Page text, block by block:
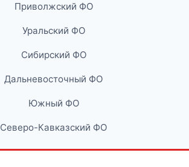
Приволжский ФО
Уральский ФО
Сибирский ФО
Дальневосточный ФО
Южный ФО
Северо-Кавказский ФО